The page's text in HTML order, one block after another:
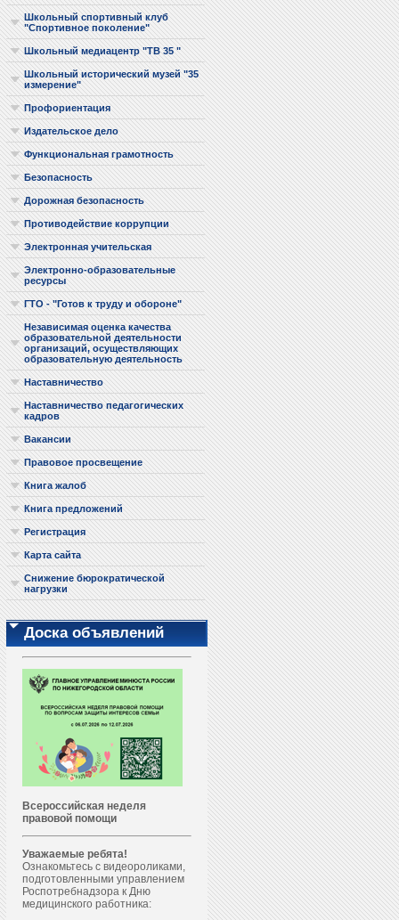
Школьный спортивный клуб
"Спортивное поколение"
Школьный медиацентр "ТВ 35 "
Школьный исторический музей "35
измерение"
Профориентация
Издательское дело
Функциональная грамотность
Безопасность
Дорожная безопасность
Противодействие коррупции
Электронная учительская
Электронно-образовательные
ресурсы
ГТО - "Готов к труду и обороне"
Независимая оценка качества
образовательной деятельности
организаций, осуществляющих
образовательную деятельность
Наставничество
Наставничество педагогических
кадров
Вакансии
Правовое просвещение
Книга жалоб
Книга предложений
Регистрация
Карта сайта
Снижение бюрократической
нагрузки
Доска объявлений
Всероссийская неделя
правовой помощи
Уважаемые ребята!
Ознакомьтесь с видеороликами,
подготовленными управлением
Роспотребнадзора к Дню
медицинского работника: